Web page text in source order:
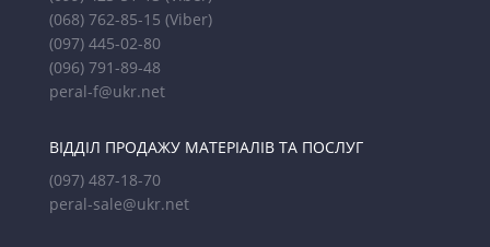
(068) 762-85-15 (Viber)
(097) 445-02-80
(096) 791-89-48
peral-f@ukr.net
ВІДДІЛ ПРОДАЖУ МАТЕРІАЛІВ ТА ПОСЛУГ
(097) 487-18-70
peral-sale@ukr.net